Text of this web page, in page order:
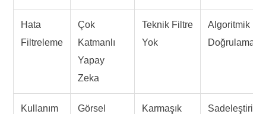
Hata
Filtreleme
Çok
Katmanlı
Yapay
Zeka
Teknik Filtre
Yok
Algoritmik
Doğrulama
Kullanım
Görsel
Karmaşık